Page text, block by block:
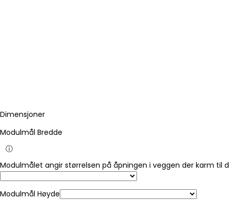
Dimensjoner
Modulmål Bredde
ⓘ
Modulmålet angir størrelsen på åpningen i veggen der karm til
Modulmål Høyde